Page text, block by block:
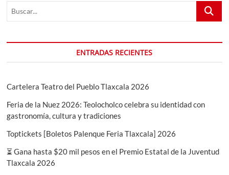
Buscar...
ENTRADAS RECIENTES
Cartelera Teatro del Pueblo Tlaxcala 2026
Feria de la Nuez 2026: Teolocholco celebra su identidad con
gastronomía, cultura y tradiciones
Toptickets [Boletos Palenque Feria Tlaxcala] 2026
⏳ Gana hasta $20 mil pesos en el Premio Estatal de la Juventud
Tlaxcala 2026